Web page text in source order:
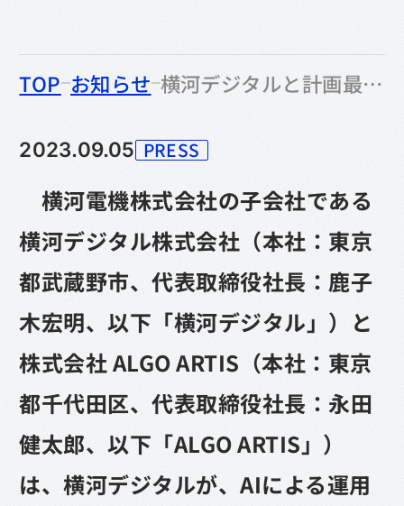
TOP お知らせのなかの 横河デジタルと計画最適化AIソリューションを提供する株式会社ALGO ARTISが資本業務提携
2023.09.05
カテゴリー
PRESS
横河電機株式会社の子会社である
横河デジタル株式会社（本社：東京
都武蔵野市、代表取締役社長：鹿子
木宏明、以下「横河デジタル」）と
株式会社 ALGO ARTIS（本社：東京
都千代田区、代表取締役社長：永田
健太郎、以下「ALGO ARTIS」）
は、横河デジタルが、AIによる運用